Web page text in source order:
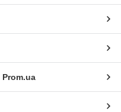
Prom.ua